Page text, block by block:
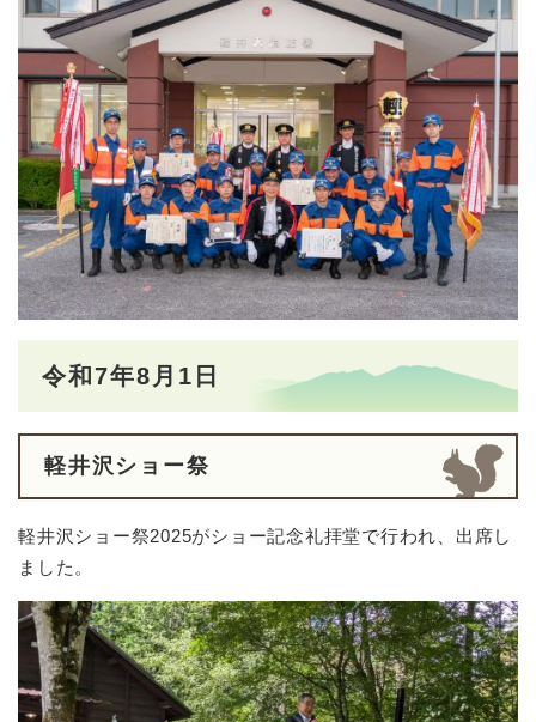
令和7年8月1日
軽井沢ショー祭
軽井沢ショー祭2025がショー記念礼拝堂で行われ、出席し
ました。